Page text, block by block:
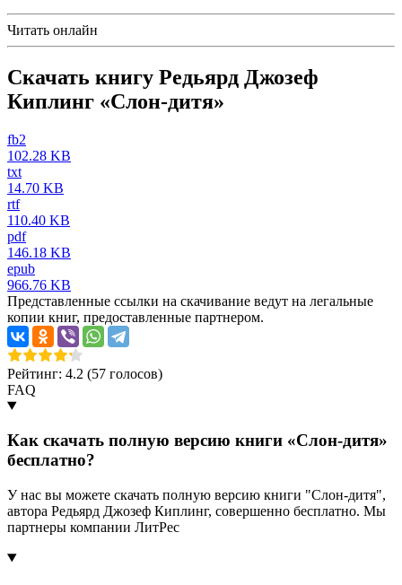
Читать онлайн
Скачать книгу Редьярд Джозеф
Киплинг «Слон-дитя»
fb2
102.28 KB
txt
14.70 KB
rtf
110.40 KB
pdf
146.18 KB
epub
966.76 KB
Представленные ссылки на скачивание ведут на легальные
копии книг, предоставленные партнером.
Рейтинг: 4.2 (57 голосов)
FAQ
Как скачать полную версию книги «Слон-дитя»
бесплатно?
У нас вы можете скачать полную версию книги "Слон-дитя",
автора Редьярд Джозеф Киплинг, совершенно бесплатно. Мы
партнеры компании ЛитРес